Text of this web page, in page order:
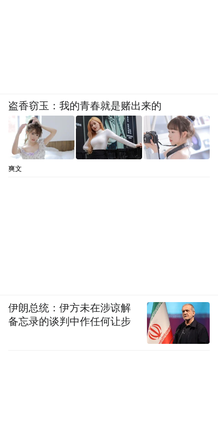
盗香窃玉：我的青春就是赌出来的
爽文
伊朗总统：伊方未在涉谅解
备忘录的谈判中作任何让步